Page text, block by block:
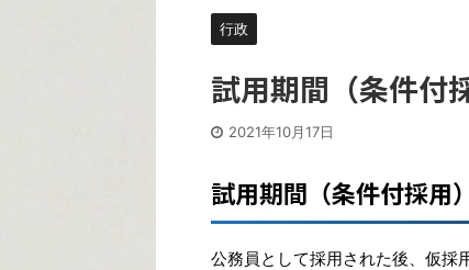
行政
試用期間（条件付
2021年10月17日
試用期間（条件付採用
公務員として採用された後、仮採